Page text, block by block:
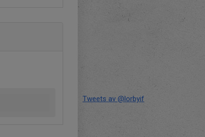
Tweets av @lorbyif